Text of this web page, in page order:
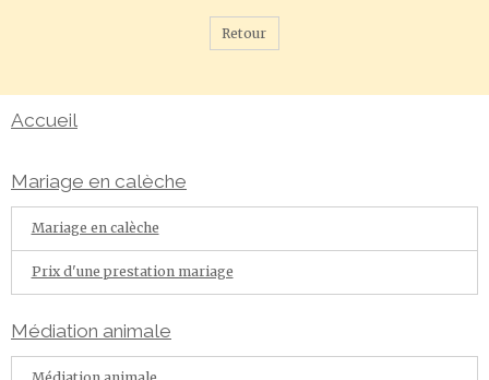
Retour
Accueil
Mariage en calèche
Mariage en calèche
Prix d'une prestation mariage
Médiation animale